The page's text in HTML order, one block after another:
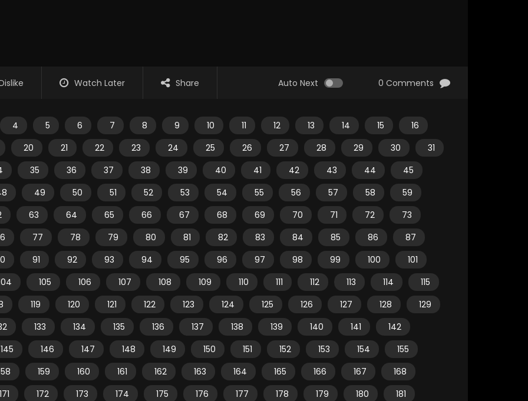
Watch Later Share Auto Next 0 Comments
4 5 6 7 8 9 10 11 12 13 14 15
16
20
21 22 23 24 25 26 27 28 29 30
31
35 36 37 38 39 40 41 42 43 44
45
49 50 51 52 53 54 55 56 57 58
59
63 64 65 66 67 68 69 70 71 72
73
77 78 79 80 81 82 83 84 85 86
87
91 92 93 94 95 96 97 98 99 100
101
105 106 107 108 109 110 111 112 113 114
115
119 120 121 122 123 124 125 126 127 128
129
133 134 135 136 137 138 139 140 141
142
145
146 147 148 149 150 151 152 153 154
155
159 160 161 162 163 164 165 166 167
168
171
172 173 174 175 176 177 178 179 180
181